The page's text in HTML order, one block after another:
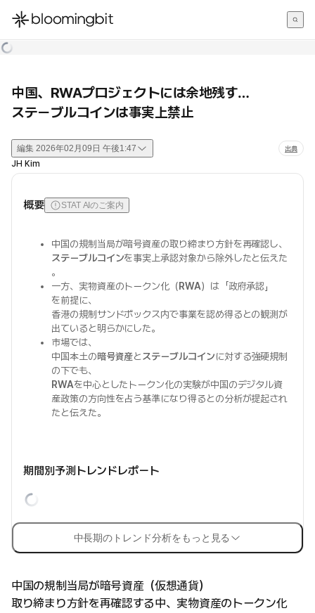
한국어
中国、RWAプロジェクトには余地残す…
ステーブルコインは事実上禁止
編集 2026年02月09日 午後1:47 出典
JH Kim
概要 STAT AIのご案内
中国の規制当局が暗号資産の取り締まり方針を再確認し、
ステーブルコインを事実上承認対象から除外したと伝えた
。
一方、実物資産のトークン化（RWA）は「政府承認」
を前提に、
香港の規制サンドボックス内で事業を認め得るとの観測が
出ていると明らかにした。
市場では、
中国本土の暗号資産とステーブルコインに対する強硬規制
の下でも、
RWAを中心としたトークン化の実験が中国のデジタル資
産政策の方向性を占う基準になり得るとの分析が提起され
たと伝えた。
期間別予測トレンドレポート
中長期のトレンド分析をもっと見る
中国の規制当局が暗号資産（仮想通貨）
取り締まり方針を再確認する中、実物資産のトークン化